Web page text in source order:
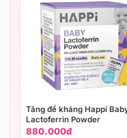
Tăng đề kháng Happi
Lactoferrin Powder
880.000đ